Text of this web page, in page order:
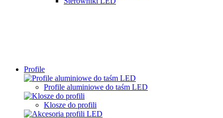
Profile
Profile aluminiowe do taśm LED
Klosze do profili